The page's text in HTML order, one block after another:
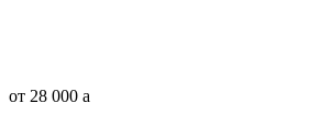
от 28 000 a